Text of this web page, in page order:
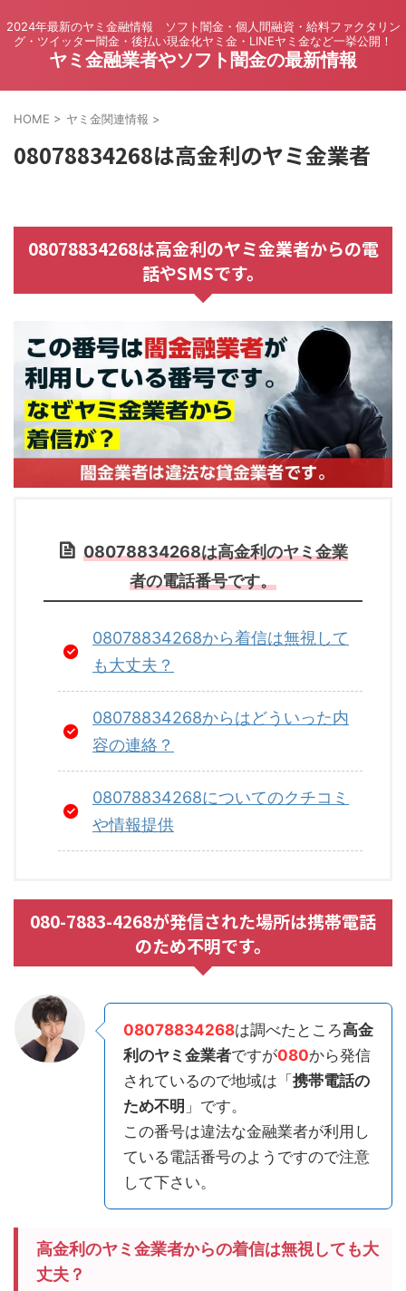
2024年最新のヤミ金融情報 ソフト闇金・個人間融資・給料ファクタリン
グ・ツイッター闇金・後払い現金化ヤミ金・LINEヤミ金など一挙公開！
ヤミ金融業者やソフト闇金の最新情報
HOME > ヤミ金関連情報 >
08078834268は高金利のヤミ金業者
08078834268は高金利のヤミ金業者からの電
話やSMSです。
08078834268は高金利のヤミ金業
者の電話番号です。
08078834268から着信は無視して
も大丈夫？
08078834268からはどういった内
容の連絡？
08078834268についてのクチコミ
や情報提供
080-7883-4268が発信された場所は携帯電話
のため不明です。
08078834268は調べたところ高金
利のヤミ金業者ですが080から発信
されているので地域は「 携帯電話の
ため不明 」です。
この番号は違法な金融業者が利用し
ている電話番号のようですので注意
して下さい。
高金利のヤミ金業者からの着信は無視しても大
丈夫？